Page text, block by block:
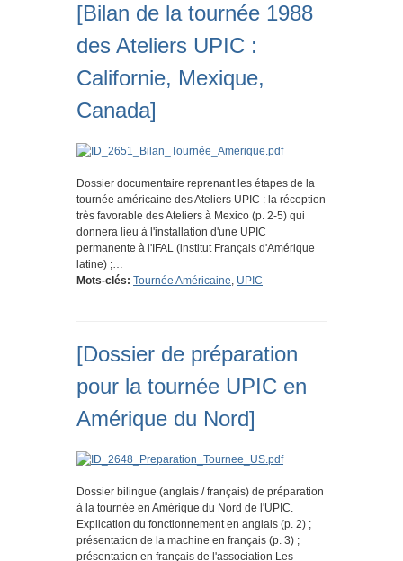
[Bilan de la tournée 1988
des Ateliers UPIC :
Californie, Mexique,
Canada]
Dossier documentaire reprenant les étapes de la
tournée américaine des Ateliers UPIC : la réception
très favorable des Ateliers à Mexico (p. 2-5) qui
donnera lieu à l'installation d'une UPIC
permanente à l'IFAL (institut Français d'Amérique
latine) ;…
Mots-clés: Tournée Américaine, UPIC
[Dossier de préparation
pour la tournée UPIC en
Amérique du Nord]
Dossier bilingue (anglais / français) de préparation
à la tournée en Amérique du Nord de l'UPIC.
Explication du fonctionnement en anglais (p. 2) ;
présentation de la machine en français (p. 3) ;
présentation en français de l'association Les